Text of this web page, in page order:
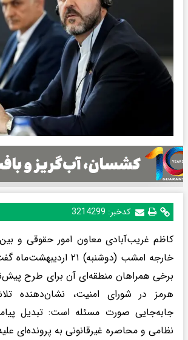
کدخبر: 3214299
کاظم غریب‌آبادی معاون امور حقوقی و
خارجه امشب (دوشنبه) ۲۱
برخی همراهان منطقه‌ای آن برای طرح
هرمز در شورای امنیت، نشان‌دهنده
جابه‌جایی صورت‌ مسئله است: تبدیل
نظامی و محاصره غیرقانونی به پرونده‌ای